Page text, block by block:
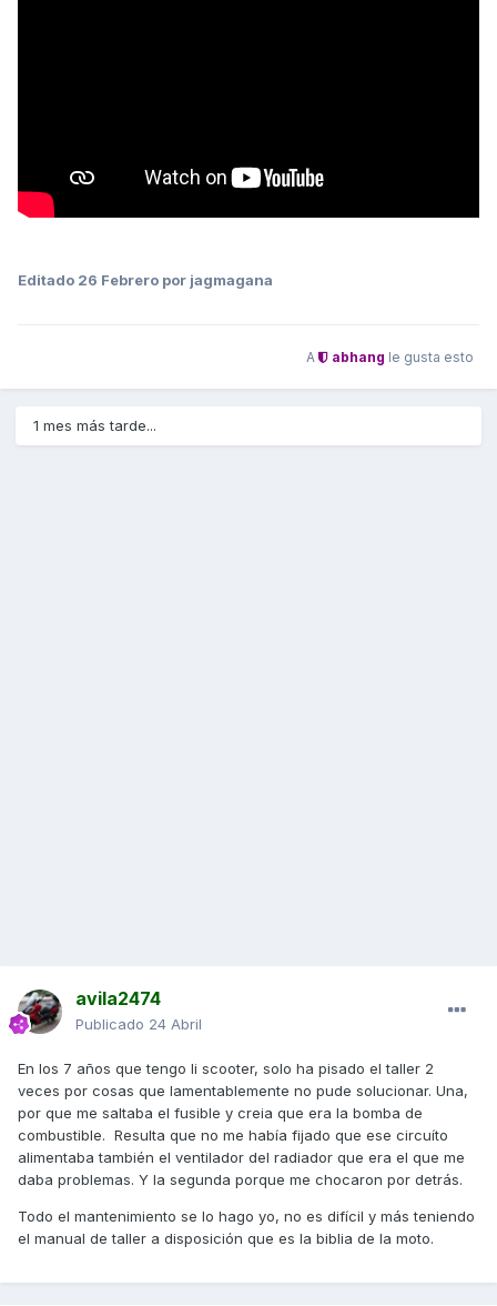
Editado 26 Febrero por jagmagana
A abhang le gusta esto
1 mes más tarde...
avila2474
Publicado 24 Abril
En los 7 años que tengo li scooter, solo ha pisado el taller 2
veces por cosas que lamentablemente no pude solucionar. Una,
por que me saltaba el fusible y creia que era la bomba de
combustible. Resulta que no me había fijado que ese circuíto
alimentaba también el ventilador del radiador que era el que me
daba problemas. Y la segunda porque me chocaron por detrás.
Todo el mantenimiento se lo hago yo, no es difícil y más teniendo
el manual de taller a disposición que es la biblia de la moto.